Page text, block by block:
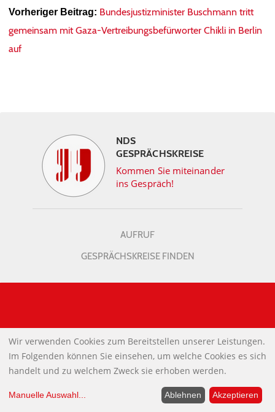
Vorheriger Beitrag: Bundesjustizminister Buschmann tritt
gemeinsam mit Gaza-Vertreibungsbefürworter Chikli in Berlin
auf
NDS
GESPRÄCHSKREISE
Kommen Sie miteinander
ins Gespräch!
AUFRUF
GESPRÄCHSKREISE FINDEN
ALPHABETISCHE SCHLAGWORTLISTE
INFORMATIONEN
Warum NachDenkSeiten
Wer steckt dahinter
UNTERSTÜTZEN SIE UNS?
Wir verwenden Cookies zum Bereitstellen unserer Leistungen.
Im Folgenden können Sie einsehen, um welche Cookies es sich
handelt und zu welchem Zweck sie erhoben werden.
Manuelle Auswahl... Ablehnen Akzeptieren